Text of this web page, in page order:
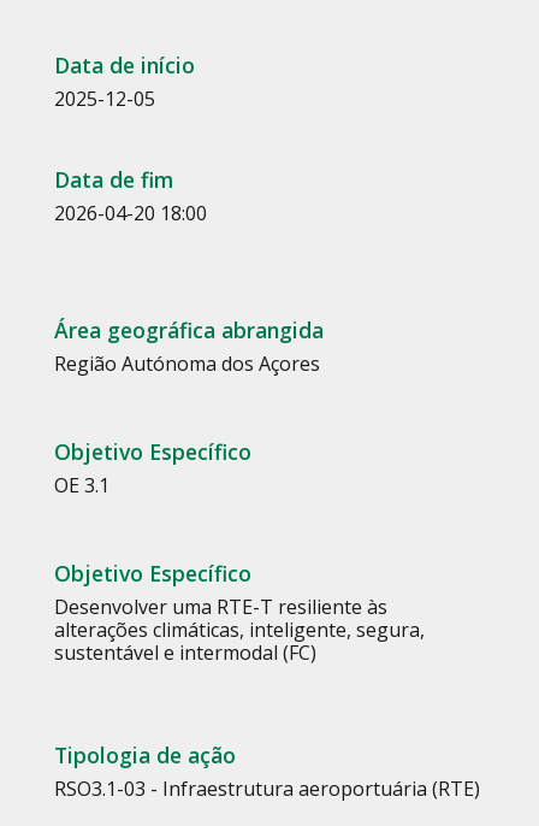
Data de início
2025-12-05
Data de fim
2026-04-20 18:00
Área geográfica abrangida
Região Autónoma dos Açores
Objetivo Específico
OE 3.1
Objetivo Específico
Desenvolver uma RTE-T resiliente às
alterações climáticas, inteligente, segura,
sustentável e intermodal (FC)
Tipologia de ação
RSO3.1-03 - Infraestrutura aeroportuária (RTE)